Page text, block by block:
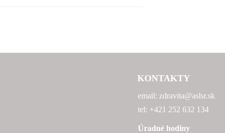
KONTAKTY
email: zdravita@aslsr.sk
tel: +421 252 632 134
Úradné hodiny